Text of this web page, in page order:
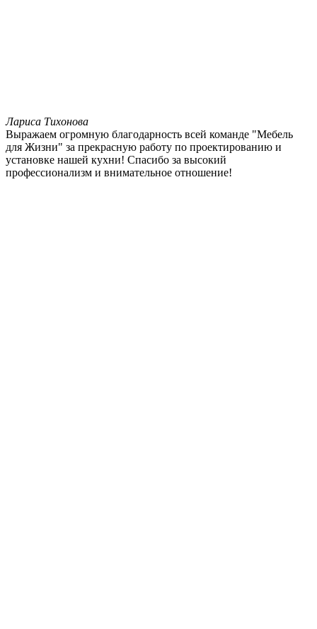
Лариса Тихонова
Выражаем огромную благодарность всей команде "Мебель
для Жизни" за прекрасную работу по проектированию и
установке нашей кухни! Спасибо за высокий
профессионализм и внимательное отношение!